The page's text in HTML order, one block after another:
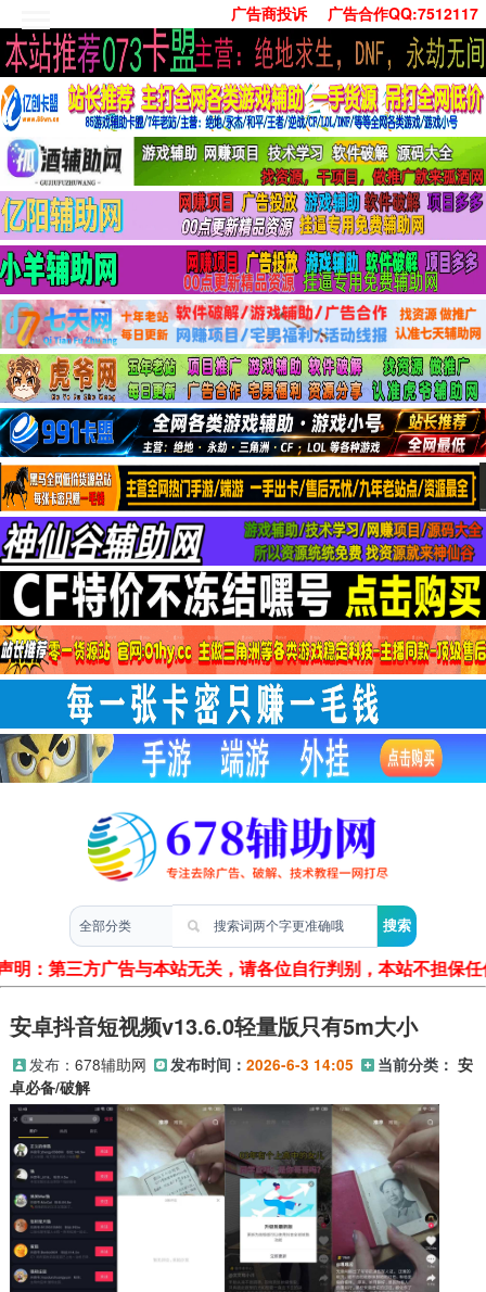
广告商投诉 广告合作QQ:7512117
首页
技术学习
安卓绿化
单机游戏
社交娱乐
系统工具
活动线报
常用办公
源码收集
值得一看
两性情感
明：第三方广告与本站无关，请各位自行判别，本站不担保
安卓抖音短视频v13.6.0轻量版只有5m大小
发布： 678辅助网 发布时间： 2026-6-3 14:05 当前分类： 安
卓必备/破解